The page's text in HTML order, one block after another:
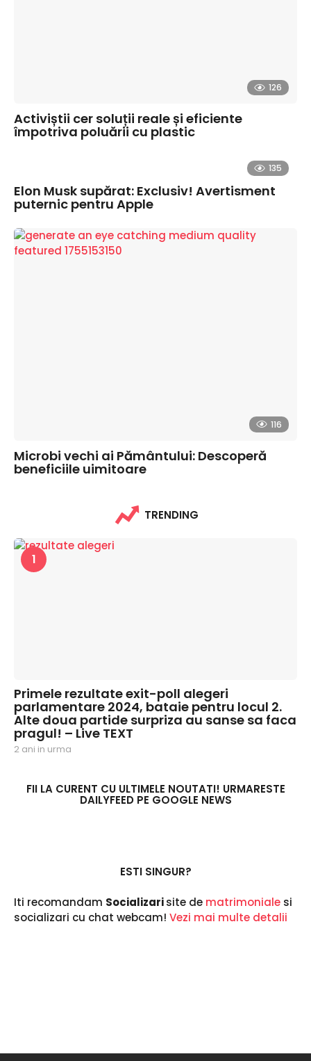
126
Activiștii cer soluții reale și eficiente
împotriva poluării cu plastic
135
Elon Musk supărat: Exclusiv! Avertisment
puternic pentru Apple
116
Microbi vechi ai Pământului: Descoperă
beneficiile uimitoare
TRENDING
1
Primele rezultate exit-poll alegeri
parlamentare 2024, bataie pentru locul 2.
Alte doua partide surpriza au sanse sa faca
pragul! – Live TEXT
2 ani in urma
i
FII LA CURENT CU ULTIMELE NOUTATI! URMARESTE
DAILYFEED PE GOOGLE NEWS
ESTI SINGUR?
Iti recomandam Socializarisite de matrimoniale si
socializari cu chat webcam! Vezi mai multe detalii